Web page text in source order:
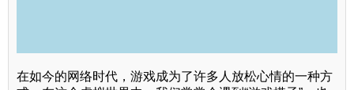
在如今的网络时代，游戏成为了许多人放松心情的一种方